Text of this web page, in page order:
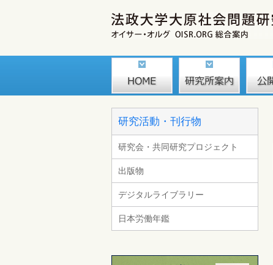
研究活動・刊行物
研究会・共同研究プロジェクト
出版物
デジタルライブラリー
日本労働年鑑